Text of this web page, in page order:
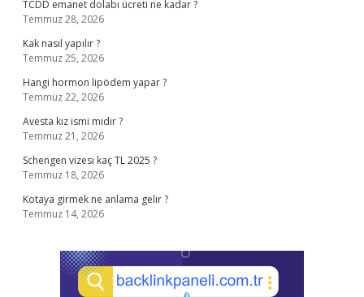
TCDD emanet dolabı ücreti ne kadar ?
Temmuz 28, 2026
Kak nasıl yapılır ?
Temmuz 25, 2026
Hangi hormon lipödem yapar ?
Temmuz 22, 2026
Avesta kız ismi midir ?
Temmuz 21, 2026
Schengen vizesi kaç TL 2025 ?
Temmuz 18, 2026
Kotaya girmek ne anlama gelir ?
Temmuz 14, 2026